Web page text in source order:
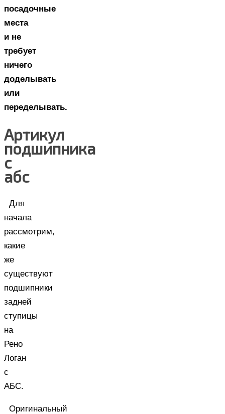
посадочные
места
и не
требует
ничего
доделывать
или
переделывать.
Артикул
подшипника
с
абс
Для
начала
рассмотрим,
какие
же
существуют
подшипники
задней
ступицы
на
Рено
Логан
с
АБС.
Оригинальный